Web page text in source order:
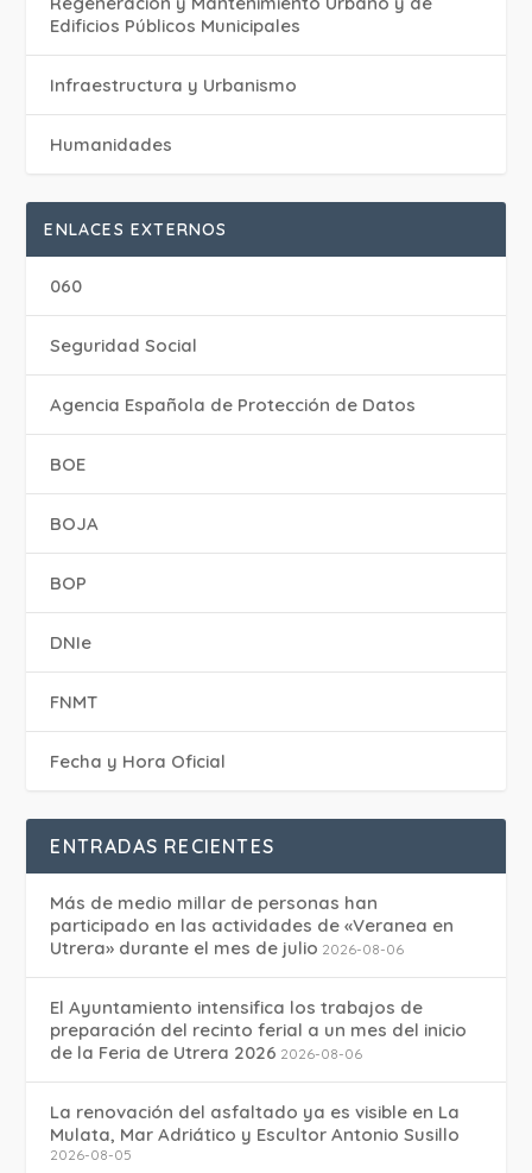
Edificios Públicos Municipales
Infraestructura y Urbanismo
Humanidades
ENLACES EXTERNOS
060
Seguridad Social
Agencia Española de Protección de Datos
BOE
BOJA
BOP
DNIe
FNMT
Fecha y Hora Oficial
ENTRADAS RECIENTES
Más de medio millar de personas han
participado en las actividades de «Veranea en
Utrera» durante el mes de julio 2026-08-06
El Ayuntamiento intensifica los trabajos de
preparación del recinto ferial a un mes del inicio
de la Feria de Utrera 2026 2026-08-06
La renovación del asfaltado ya es visible en La
Mulata, Mar Adriático y Escultor Antonio Susillo
2026-08-05